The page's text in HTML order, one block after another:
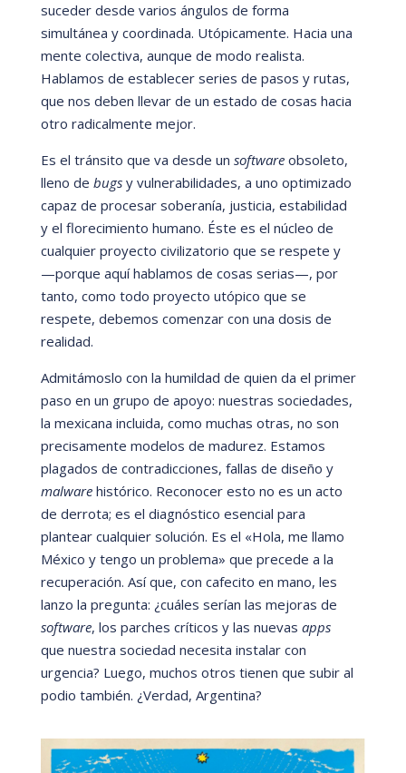
suceder desde varios ángulos de forma
simultánea y coordinada. Utópicamente. Hacia una
mente colectiva, aunque de modo realista.
Hablamos de establecer series de pasos y rutas,
que nos deben llevar de un estado de cosas hacia
otro radicalmente mejor.
Es el tránsito que va desde un softwareobsoleto,
lleno de bugsy vulnerabilidades, a uno optimizado
capaz de procesar soberanía, justicia, estabilidad
y el florecimiento humano. Éste es el núcleo de
cualquier proyecto civilizatorio que se respete y
—porque aquíhablamos de cosas serias—, por
tanto, como todo proyecto utópico que se
respete, debemos comenzar con una dosis de
realidad.
Admitámoslo con la humildad de quien da el primer
paso en un grupo de apoyo: nuestras sociedades,
la mexicana incluida, como muchas otras, no son
precisamente modelos de madurez. Estamos
plagados de contradicciones, fallas de diseño y
malware histórico. Reconocer esto no es un acto
de derrota; es el diagnóstico esencial para
plantear cualquier solución. Es el «Hola, me llamo
México y tengo un problema» que precede a la
recuperación. Asíque, con cafecito en mano, les
lanzo la pregunta: ¿cuáles serían las mejoras de
software, los parches críticos y las nuevas apps
que nuestra sociedad necesita instalar con
urgencia? Luego, muchos otros tienen que subir al
podio también. ¿Verdad, Argentina?